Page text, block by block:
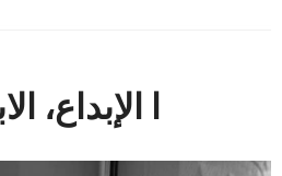
ا الإبداع،